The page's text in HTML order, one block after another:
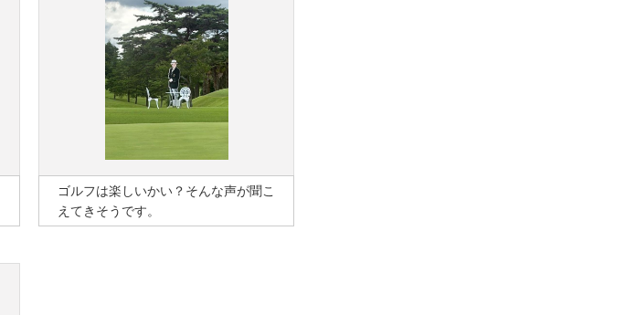
ゴルフは楽しいかい？そんな声が聞こ
えてきそうです。